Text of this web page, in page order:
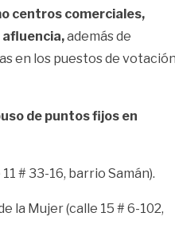
centros comerciales,
afluencia,además de
en los puestos de
de puntos fijos en
# 33-16, barrio Samán).
la Mujer (calle 15 # 6-102,